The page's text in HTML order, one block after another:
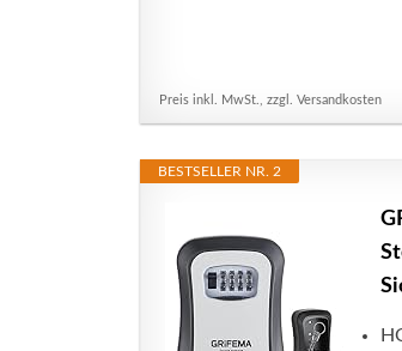
Preis inkl. MwSt., zzgl. Versandkosten
BESTSELLER NR. 2